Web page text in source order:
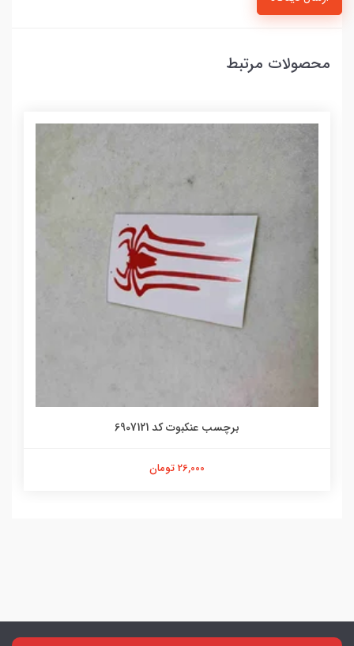
محصولات مرتبط
برچسب عنکبوت کد 6907121
26,000 تومان